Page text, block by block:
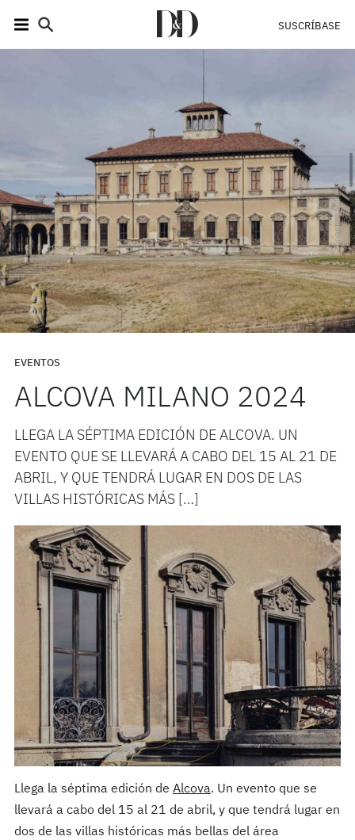
SUSCRÍBASE
EVENTOS
ALCOVA MILANO 2024
LLEGA LA SÉPTIMA EDICIÓN DE ALCOVA. UN
EVENTO QUE SE LLEVARÁ A CABO DEL 15 AL 21 DE
ABRIL, Y QUE TENDRÁ LUGAR EN DOS DE LAS
VILLAS HISTÓRICAS MÁS […]
Llega la séptima edición de Alcova. Un evento que se
llevará a cabo del 15 al 21 de abril, y que tendrá lugar en
dos de las villas históricas más bellas del área